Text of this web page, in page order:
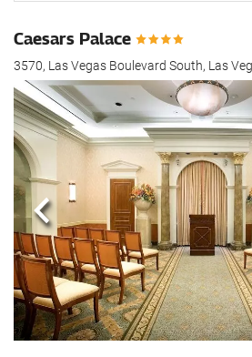
Caesars Palace
3570, Las Vegas Boulevard South, Las
Précédent